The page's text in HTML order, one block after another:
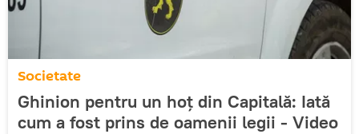
Societate
Ghinion pentru un hoț din Capitală: Iată
cum a fost prins de oamenii legii - Video